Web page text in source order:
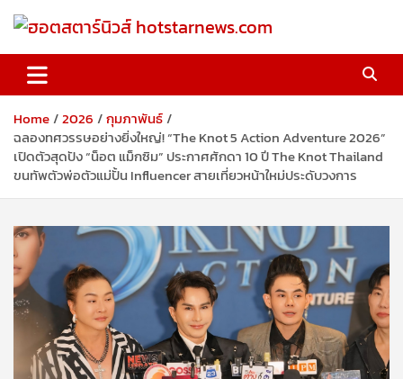
ฮอตสตาร์นิวส์ hotstarnews.com
Home 2026
กุมภาพันธ์
ฉลองทศวรรษอย่างยิ่งใหญ่! “The Knot 5 Action Adventure 2026”
เปิดตัวสุดปัง “น็อต แม็กซิม” ประกาศศักดา 10 ปี The Knot Thailand
ขนทัพตัวพ่อตัวแม่ปั้น Influencer สายเที่ยวหน้าใหม่ประดับวงการ